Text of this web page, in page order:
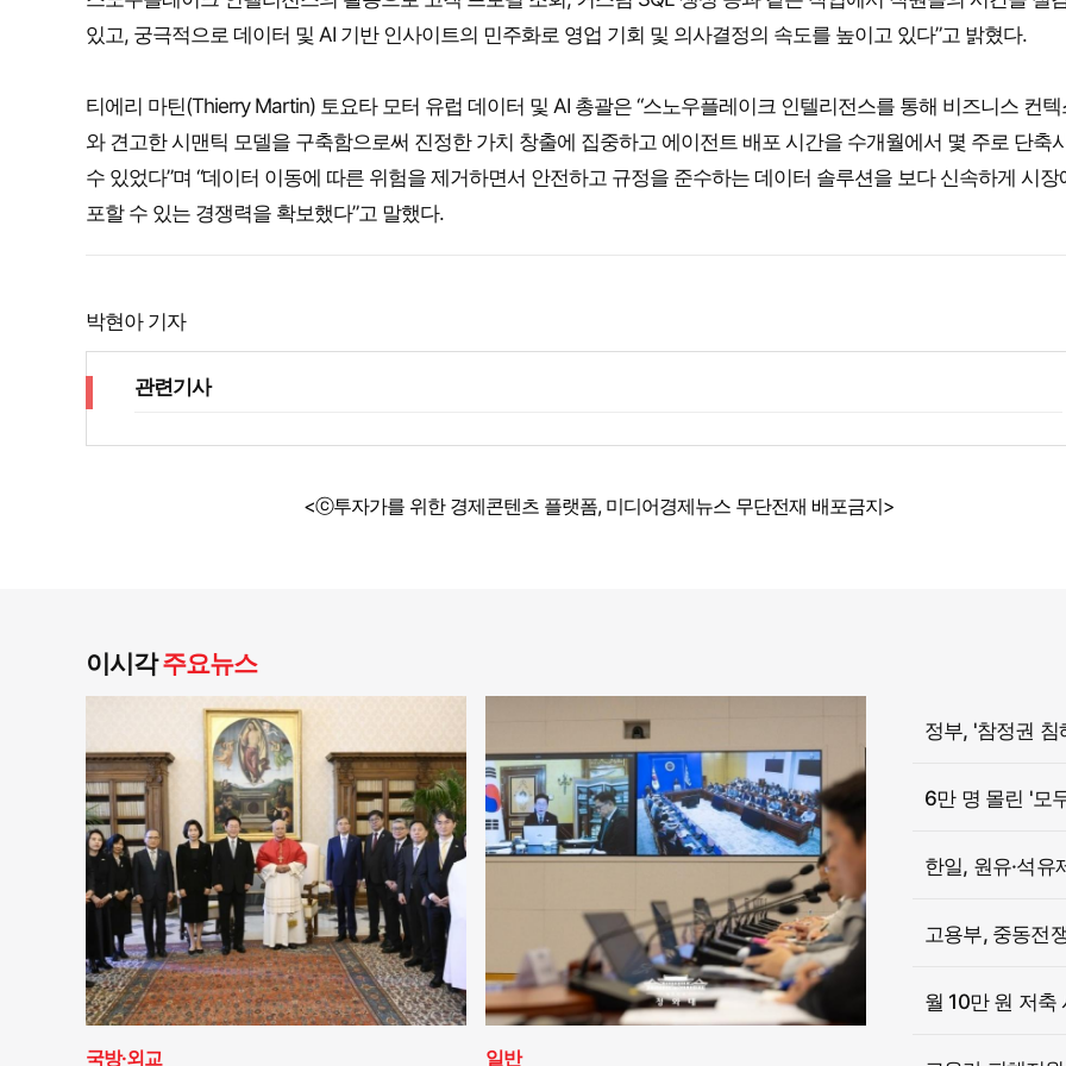
있고, 궁극적으로 데이터 및 AI 기반 인사이트의 민주화로 영업 기회 및 의사결정의 속도를 높이고 있다”고 밝혔다.
티에리 마틴(Thierry Martin) 토요타 모터 유럽 데이터 및 AI 총괄은 “스노우플레이크 인텔리전스를 통해 비즈니스 컨
와 견고한 시맨틱 모델을 구축함으로써 진정한 가치 창출에 집중하고 에이전트 배포 시간을 수개월에서 몇 주로 단축
수 있었다”며 “데이터 이동에 따른 위험을 제거하면서 안전하고 규정을 준수하는 데이터 솔루션을 보다 신속하게 시장
포할 수 있는 경쟁력을 확보했다”고 말했다.
박현아 기자
관련기사
<ⓒ투자가를 위한 경제콘텐츠 플랫폼, 미디어경제뉴스 무단전재 배포금지>
이시각주요뉴스
국방·외교 일반
6만 명 몰린 '모
한일, 원유·석
고용부, 중동전
월 10만 원 저